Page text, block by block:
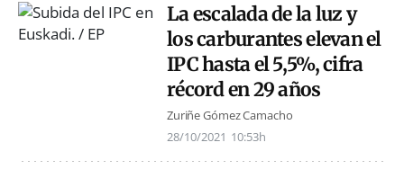
La escalada de la luz y
los carburantes elevan el
IPC hasta el 5,5%, cifra
récord en 29 años
Zuriñe Gómez Camacho
28/10/2021 10:53h